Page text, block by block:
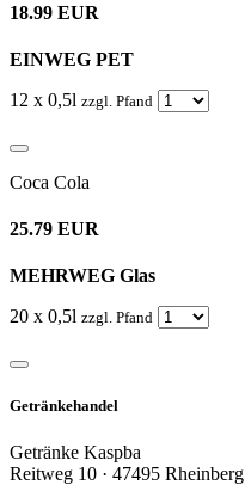
18.99 EUR
EINWEG PET
12 x 0,5l zzgl. Pfand
Coca Cola
25.79 EUR
MEHRWEG Glas
20 x 0,5l zzgl. Pfand
Getränkehandel
Getränke Kaspba
Reitweg 10 · 47495 Rheinberg